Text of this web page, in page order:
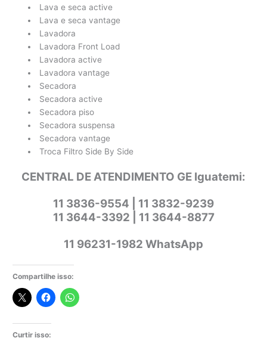
Lava e seca active
Lava e seca vantage
Lavadora
Lavadora Front Load
Lavadora active
Lavadora vantage
Secadora
Secadora active
Secadora piso
Secadora suspensa
Secadora vantage
Troca Filtro Side By Side
CENTRAL DE ATENDIMENTO GE Iguatemi:
11 3836-9554 | 11 3832-9239
11 3644-3392 | 11 3644-8877
11 96231-1982 WhatsApp
Compartilhe isso:
Curtir isso: